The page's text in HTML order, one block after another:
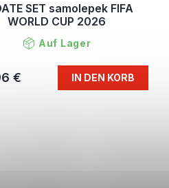
SET samolepek FIFA
WORLD CUP 2026
Auf Lager
€ IN DEN KORB